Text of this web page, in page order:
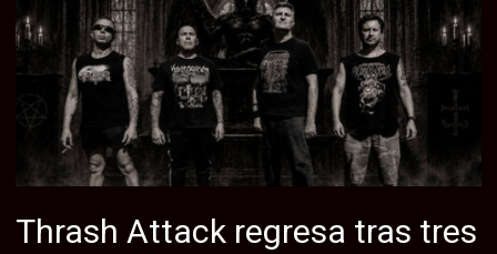
Austral»,
un
las
inspirado
la
Thrash Attack regresa tras tres